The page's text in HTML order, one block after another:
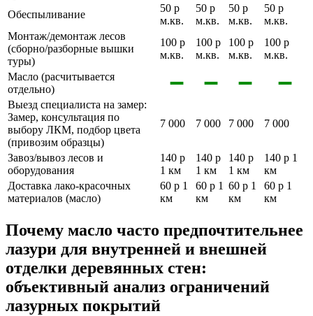
Обеспыливание
50 р
м.кв.
50 р
м.кв.
50 р
м.кв.
50 р
м.кв.
Монтаж/демонтаж лесов
(сборно/разборные вышки
туры)
100 р
м.кв.
100 р
м.кв.
100 р
м.кв.
100 р
м.кв.
Масло (расчитывается
отдельно)
Выезд специалиста на замер:
Замер, консультация по
выбору ЛКМ, подбор цвета
(привозим образцы)
7 000 7 000 7 000 7 000
Завоз/вывоз лесов и
оборудования
140 р
1 км
140 р
1 км
140 р
1 км
140 р 1
км
Доставка лако-красочных
материалов (масло)
60 р 1
км
60 р 1
км
60 р 1
км
60 р 1
км
Почему масло часто предпочтительнее
лазури для внутренней и внешней
отделки деревянных стен:
объективный анализ ограничений
лазурных покрытий